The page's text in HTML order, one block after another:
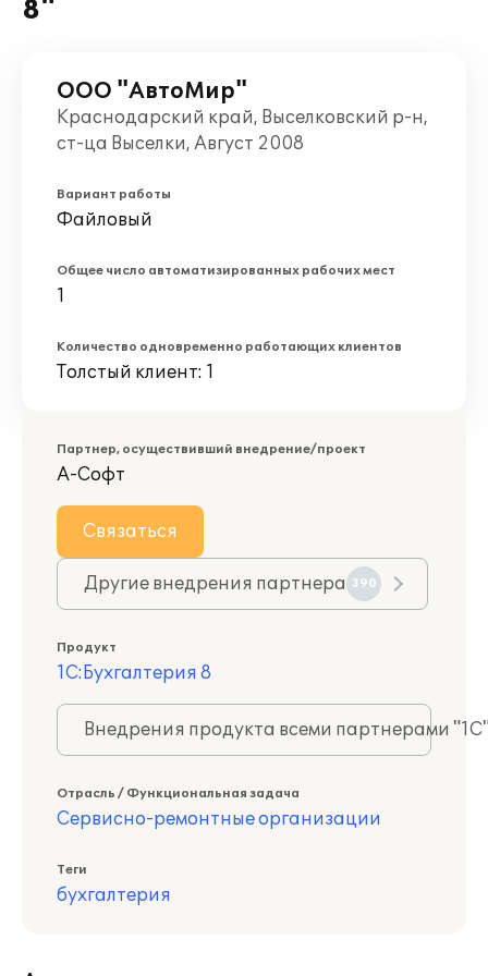
8"
ООО "АвтоМир"
Краснодарский край, Выселковский р-н,
ст-ца Выселки, Август 2008
Вариант работы
Файловый
Общее число автоматизированных рабочих мест
1
Количество одновременно работающих клиентов
Толстый клиент: 1
Партнер, осуществивший внедрение/проект
А-Софт
Связаться
Другие внедрения партнера 390
Продукт
1С:Бухгалтерия 8
Внедрения продукта всеми партнерами
Отрасль / Функциональная задача
Сервисно-ремонтные организации
Теги
бухгалтерия